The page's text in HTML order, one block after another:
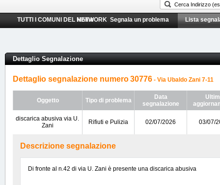
TUTTI I COMUNI DEL NETWORK
Home Segnala un problema Lista
Dettaglio Segnalazione
Dettaglio segnalazione numero30776 - Via Ubaldo Zani 7-11
Oggetto Tipo di problema
Data
segnalazione
discarica abusiva via U.
Zani
Rifiuti e Pulizia 02/07/2026 03/07/
Descrizione segnalazione
Di fronte al n.42 di via U. Zani è presente una discarica abusiva